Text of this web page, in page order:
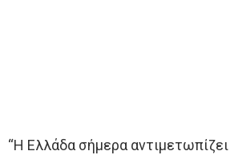
“Η Ελλάδα σήμερα